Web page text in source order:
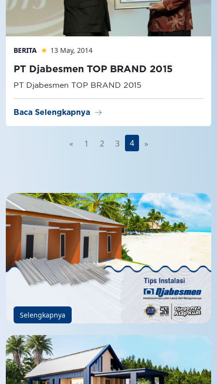
BERITA 13 May, 2014
PT Djabesmen TOP BRAND 2015
PT Djabesmen TOP BRAND 2015
Baca Selengkapnya arrow_right_alt
« 1 2 3 4 »
Selengkapnya